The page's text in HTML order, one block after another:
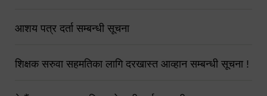
आशय पत्र दर्ता सम्बन्धी सूचना
शिक्षक सरुवा सहमतिका लागि दरखास्त आव्हान सम्बन्धी सूचना !